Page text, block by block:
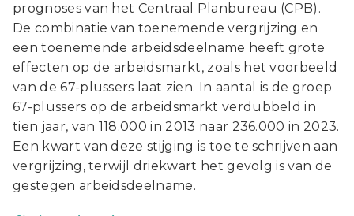
prognoses van het Centraal Planbureau (CPB).
De combinatie van toenemende vergrijzing en
een toenemende arbeidsdeelname heeft grote
effecten op de arbeidsmarkt, zoals het voorbeeld
van de 67-plussers laat zien. In aantal is de groep
67-plussers op de arbeidsmarkt verdubbeld in
tien jaar, van 118.000 in 2013 naar 236.000 in 2023.
Een kwart van deze stijging is toe te schrijven aan
vergrijzing, terwijl driekwart het gevolg is van de
gestegen arbeidsdeelname.